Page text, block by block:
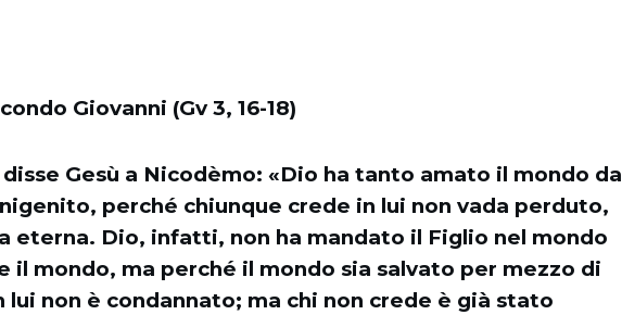
Giovanni (Gv 3, 16-18)
Gesù a Nicodèmo: «Dio ha tanto amato il mondo da
perché chiunque crede in lui non vada perduto,
eterna. Dio, infatti, non ha mandato il Figlio nel mondo
il mondo, ma perché il mondo sia salvato per mezzo di
lui non è condannato; ma chi non crede è già stato